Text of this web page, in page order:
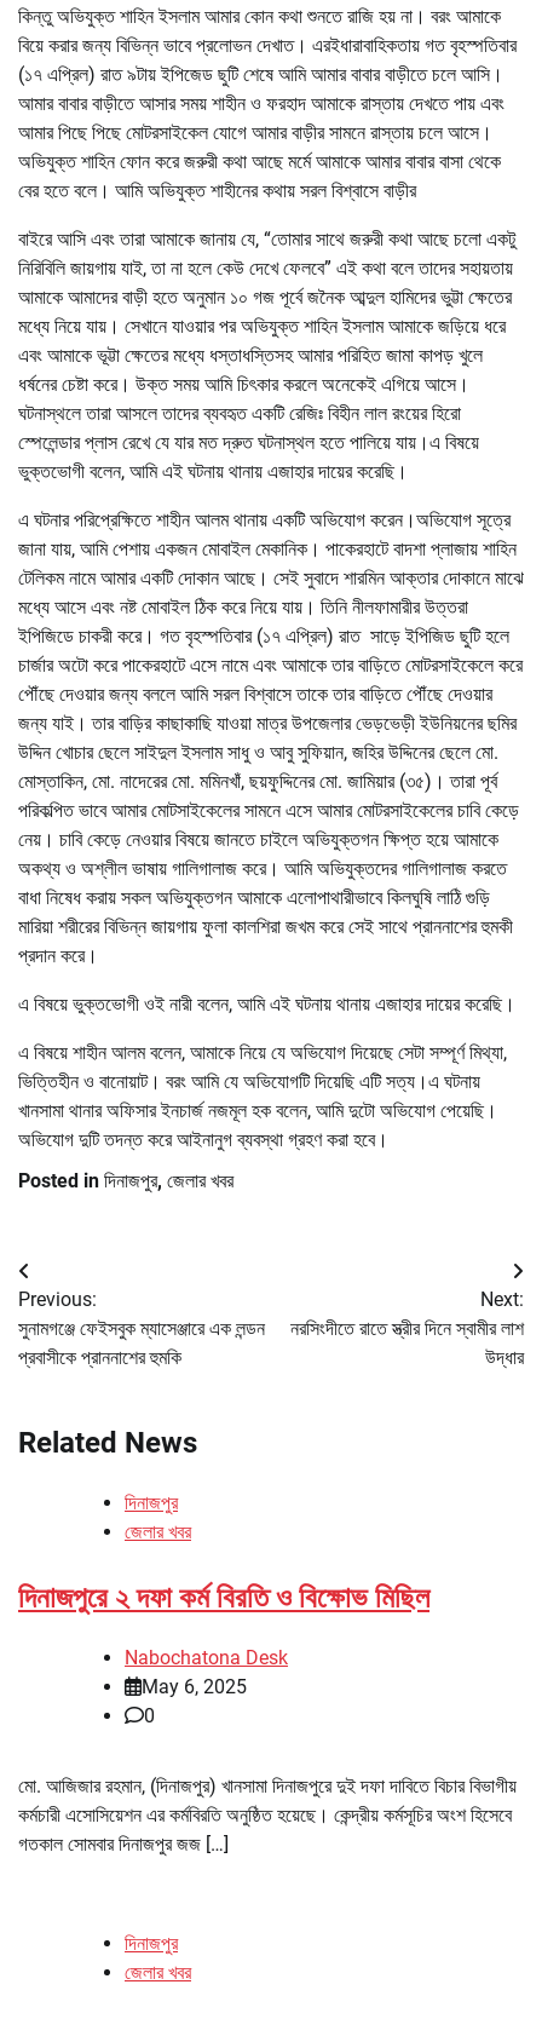
কিন্তু অভিযুক্ত শাহিন ইসলাম আমার কোন কথা শুনতে রাজি হয় না। বরং আমাকে
বিয়ে করার জন্য বিভিন্ন ভাবে প্রলোভন দেখাত। এরইধারাবাহিকতায় গত বৃহস্পতিবার
(১৭ এপ্রিল) রাত ৯টায় ইপিজেড ছুটি শেষে আমি আমার বাবার বাড়ীতে চলে আসি।
আমার বাবার বাড়ীতে আসার সময় শাহীন ও ফরহাদ আমাকে রাস্তায় দেখতে পায় এবং
আমার পিছে পিছে মোটরসাইকেল যোগে আমার বাড়ীর সামনে রাস্তায় চলে আসে।
অভিযুক্ত শাহিন ফোন করে জরুরী কথা আছে মর্মে আমাকে আমার বাবার বাসা থেকে
বের হতে বলে। আমি অভিযুক্ত শাহীনের কথায় সরল বিশ্বাসে বাড়ীর
বাইরে আসি এবং তারা আমাকে জানায় যে, “তোমার সাথে জরুরী কথা আছে চলো একটু
নিরিবিলি জায়গায় যাই, তা না হলে কেউ দেখে ফেলবে” এই কথা বলে তাদের সহায়তায়
আমাকে আমাদের বাড়ী হতে অনুমান ১০ গজ পূর্বে জনৈক আব্দুল হামিদের ভুট্টা ক্ষেতের
মধ্যে নিয়ে যায়। সেখানে যাওয়ার পর অভিযুক্ত শাহিন ইসলাম আমাকে জড়িয়ে ধরে
এবং আমাকে ভূট্টা ক্ষেতের মধ্যে ধস্তাধস্তিসহ আমার পরিহিত জামা কাপড় খুলে
ধর্ষনের চেষ্টা করে। উক্ত সময় আমি চিৎকার করলে অনেকেই এগিয়ে আসে।
ঘটনাস্থলে তারা আসলে তাদের ব্যবহৃত একটি রেজিঃ বিহীন লাল রংয়ের হিরো
স্পেলেন্ডার প্লাস রেখে যে যার মত দ্রুত ঘটনাস্থল হতে পালিয়ে যায়।এ বিষয়ে
ভুক্তভোগী বলেন, আমি এই ঘটনায় থানায় এজাহার দায়ের করেছি।
এ ঘটনার পরিপ্রেক্ষিতে শাহীন আলম থানায় একটি অভিযোগ করেন।অভিযোগ সূত্রে
জানা যায়, আমি পেশায় একজন মোবাইল মেকানিক। পাকেরহাটে বাদশা প্লাজায় শাহিন
টেলিকম নামে আমার একটি দোকান আছে। সেই সুবাদে শারমিন আক্তার দোকানে মাঝে
মধ্যে আসে এবং নষ্ট মোবাইল ঠিক করে নিয়ে যায়। তিনি নীলফামারীর উত্তরা
ইপিজিডে চাকরী করে। গত বৃহস্পতিবার (১৭ এপ্রিল) রাত সাড়ে ইপিজিড ছুটি হলে
চার্জার অটো করে পাকেরহাটে এসে নামে এবং আমাকে তার বাড়িতে মোটরসাইকেলে করে
পৌঁছে দেওয়ার জন্য বললে আমি সরল বিশ্বাসে তাকে তার বাড়িতে পৌঁছে দেওয়ার
জন্য যাই। তার বাড়ির কাছাকাছি যাওয়া মাত্র উপজেলার ভেড়ভেড়ী ইউনিয়নের ছমির
উদ্দিন খোচার ছেলে সাইদুল ইসলাম সাধু ও আবু সুফিয়ান, জহির উদ্দিনের ছেলে মো.
মোস্তাকিন, মো. নাদেরের মো. মমিনখাঁ, ছয়ফুদ্দিনের মো. জামিয়ার (৩৫)। তারা পূর্ব
পরিকল্পিত ভাবে আমার মোটসাইকেলের সামনে এসে আমার মোটরসাইকেলের চাবি কেড়ে
নেয়। চাবি কেড়ে নেওয়ার বিষয়ে জানতে চাইলে অভিযুক্তগন ক্ষিপ্ত হয়ে আমাকে
অকথ্য ও অশ্লীল ভাষায় গালিগালাজ করে। আমি অভিযুক্তদের গালিগালাজ করতে
বাধা নিষেধ করায় সকল অভিযুক্তগন আমাকে এলোপাথারীভাবে কিলঘুষি লাঠি গুড়ি
মারিয়া শরীরের বিভিন্ন জায়গায় ফুলা কালশিরা জখম করে সেই সাথে প্রাননাশের হুমকী
প্রদান করে।
এ বিষয়ে ভুক্তভোগী ওই নারী বলেন, আমি এই ঘটনায় থানায় এজাহার দায়ের করেছি।
এ বিষয়ে শাহীন আলম বলেন, আমাকে নিয়ে যে অভিযোগ দিয়েছে সেটা সম্পূর্ণ মিথ্যা,
ভিত্তিহীন ও বানোয়াট। বরং আমি যে অভিযোগটি দিয়েছি এটি সত্য।এ ঘটনায়
খানসামা থানার অফিসার ইনচার্জ নজমূল হক বলেন, আমি দুটো অভিযোগ পেয়েছি।
অভিযোগ দুটি তদন্ত করে আইনানুগ ব্যবস্থা গ্রহণ করা হবে।
Posted in দিনাজপুর, জেলার খবর
Post
navigation
Previous:
সুনামগঞ্জে ফেইসবুক ম্যাসেঞ্জারে এক লন্ডন
প্রবাসীকে প্রাননাশের হুমকি
Next:
নরসিংদীতে রাতে স্ত্রীর দিনে স্বামীর লাশ
উদ্ধার
Related News
দিনাজপুর
জেলার খবর
দিনাজপুরে ২ দফা কর্ম বিরতি ও বিক্ষোভ মিছিল
Nabochatona Desk
May 6, 2025
0
মো. আজিজার রহমান, (দিনাজপুর) খানসামা দিনাজপুরে দুই দফা দাবিতে বিচার বিভাগীয়
কর্মচারী এসোসিয়েশন এর কর্মবিরতি অনুষ্ঠিত হয়েছে। কেন্দ্রীয় কর্মসূচির অংশ হিসেবে
গতকাল সোমবার দিনাজপুর জজ […]
দিনাজপুর
জেলার খবর